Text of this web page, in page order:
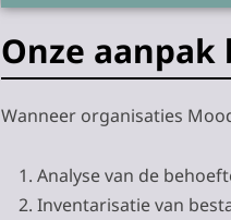
Onze
Wanneer organisaties
Analyse van de
Inventarisatie van